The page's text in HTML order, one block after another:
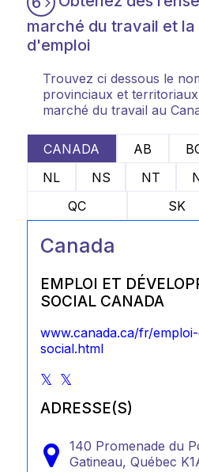
marché du travail et
d'emploi
Trouvez ci dessous le
provinciaux et
marché du travail au
CANADA AB
NL
NS NT
QC
SK
Canada
EMPLOI ET
SOCIAL CANADA
www.canada.ca/fr/
social.html
ADRESSE(S)
140 Promenade du
Gatineau, Québec